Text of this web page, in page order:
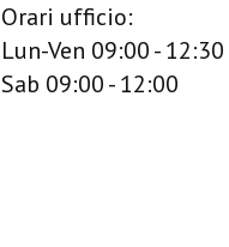
Orari ufficio:
Lun-Ven 09:00 -
Sab 09:00 - 12:00